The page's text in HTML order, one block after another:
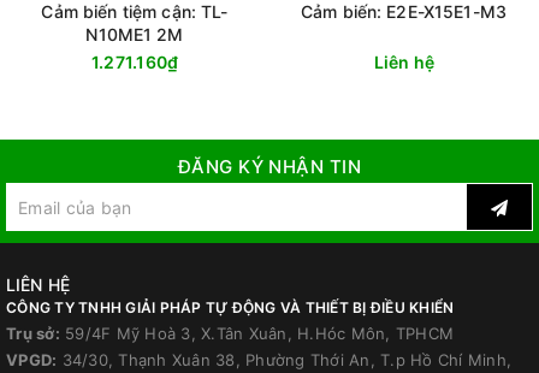
Cảm biến tiệm cận: TL-
N10ME1 2M
1.271.160₫
Cảm biến: E2E-X15E1-M3
Liên hệ
ĐĂNG KÝ NHẬN TIN
LIÊN HỆ
CÔNG TY TNHH GIẢI PHÁP TỰ ĐỘNG VÀ THIẾT BỊ ĐIỀU KHIỂN
Trụ sở: 59/4F Mỹ Hoà 3, X.Tân Xuân, H.Hóc Môn, TPHCM
VPGD: 34/30, Thạnh Xuân 38, Phường Thới An, T.p Hồ Chí Minh,